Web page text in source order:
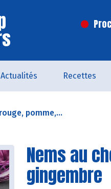
Actualités Recettes
pomme,...
Nems au
gingembre